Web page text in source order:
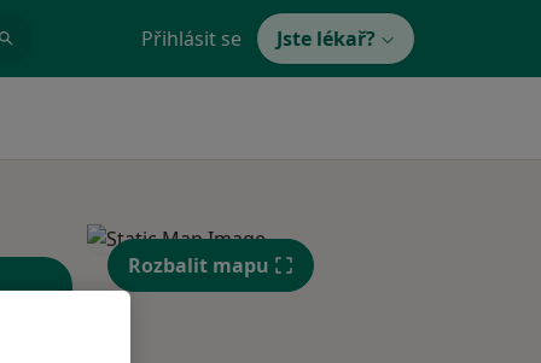
Přihlásit se Jste lékař?
Rozbalit mapu